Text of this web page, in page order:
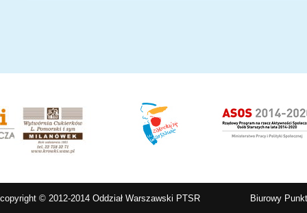
copyright © 2012-2014 Oddział Warszawski PTSR Biurowy